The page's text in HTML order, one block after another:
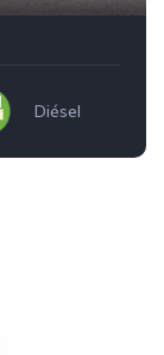
Diésel